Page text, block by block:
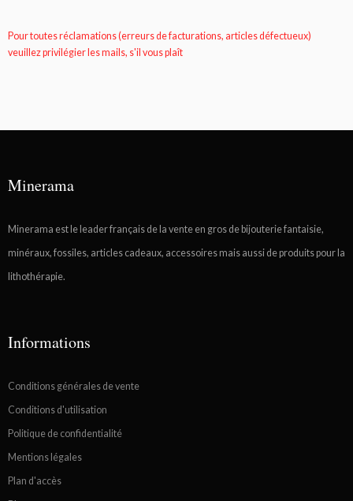
Pour toutes réclamations (erreurs de facturations, articles défectueux)
veuillez privilégier les mails, s'il vous plaît
Minerama
Minerama est le leader français de la vente en gros de bijouterie fantaisie,
minéraux, fossiles, articles cadeaux, accessoires mais aussi de produits pour la
lithothérapie.
Informations
Conditions générales de vente
Conditions d'utilisation
Politique de confidentialité
Mentions légales
Plan d'accès